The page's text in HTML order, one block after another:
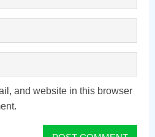
and website in this browser